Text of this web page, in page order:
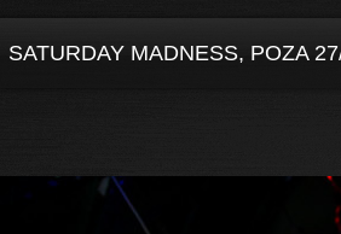
SATURDAY MADNESS, POZA